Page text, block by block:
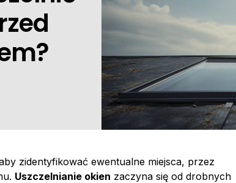
zidentyfikować ewentualne miejsca, przez
Uszczelnianie okien zaczyna się od drobnych